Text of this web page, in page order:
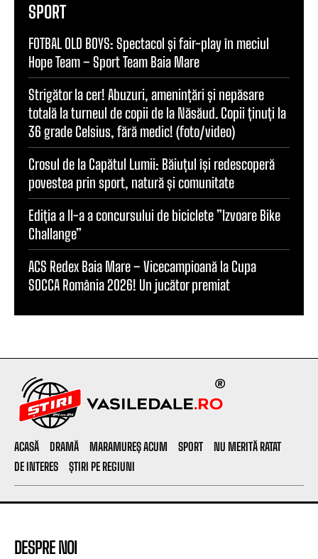
SPORT
FOTBAL OLD BOYS: Spectacol și fair-play în meciul
Hope Team – Sport Team Baia Mare
Strigător la cer! Abuzuri, amenințări și nepăsare
totală la turneul de copii de la Năsăud. Copii ținuți la
36 grade Celsius, fără medic! (foto/video)
Crosul de la Capătul Lumii: Băiuțul își redescoperă
povestea prin sport, natură și comunitate
Ediția a II-a a concursului de biciclete ”Izvoare Bike
Challange”
ACS Redex Baia Mare – Vicecampioană la Cupa
SOCCA România 2026! Un jucător premiat
ACASĂ DRAMĂ MARAMUREȘ ACUM SPORT
NU MERITĂ RATAT
DE INTERES
ȘTIRI PE REGIUNI
DESPRE NOI